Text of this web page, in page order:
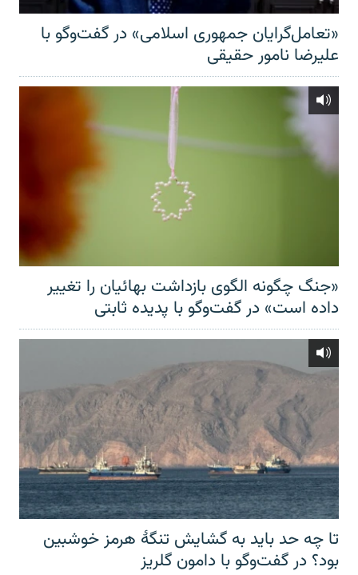
«تعامل‌گرایان جمهوری اسلامی» در گفت‌وگو با
علیرضا نامور حقیقی
«جنگ چگونه الگوی بازداشت بهائیان را تغییر
داده است» در گفت‌وگو با پدیده ثابتی
تا چه حد باید به گشایش تنگهٔ هرمز خوشبین
بود؟ در گفت‌وگو با دامون گلریز